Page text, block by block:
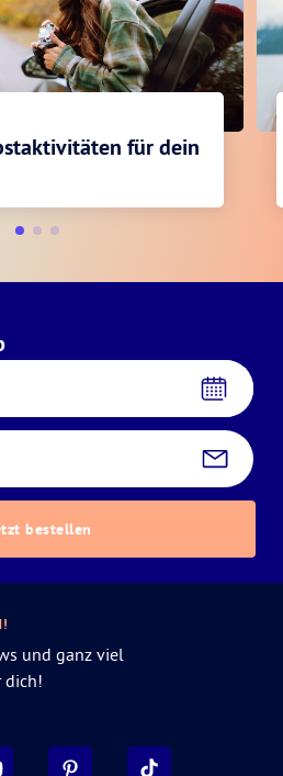
für dein
bestellen
und ganz viel
dich!